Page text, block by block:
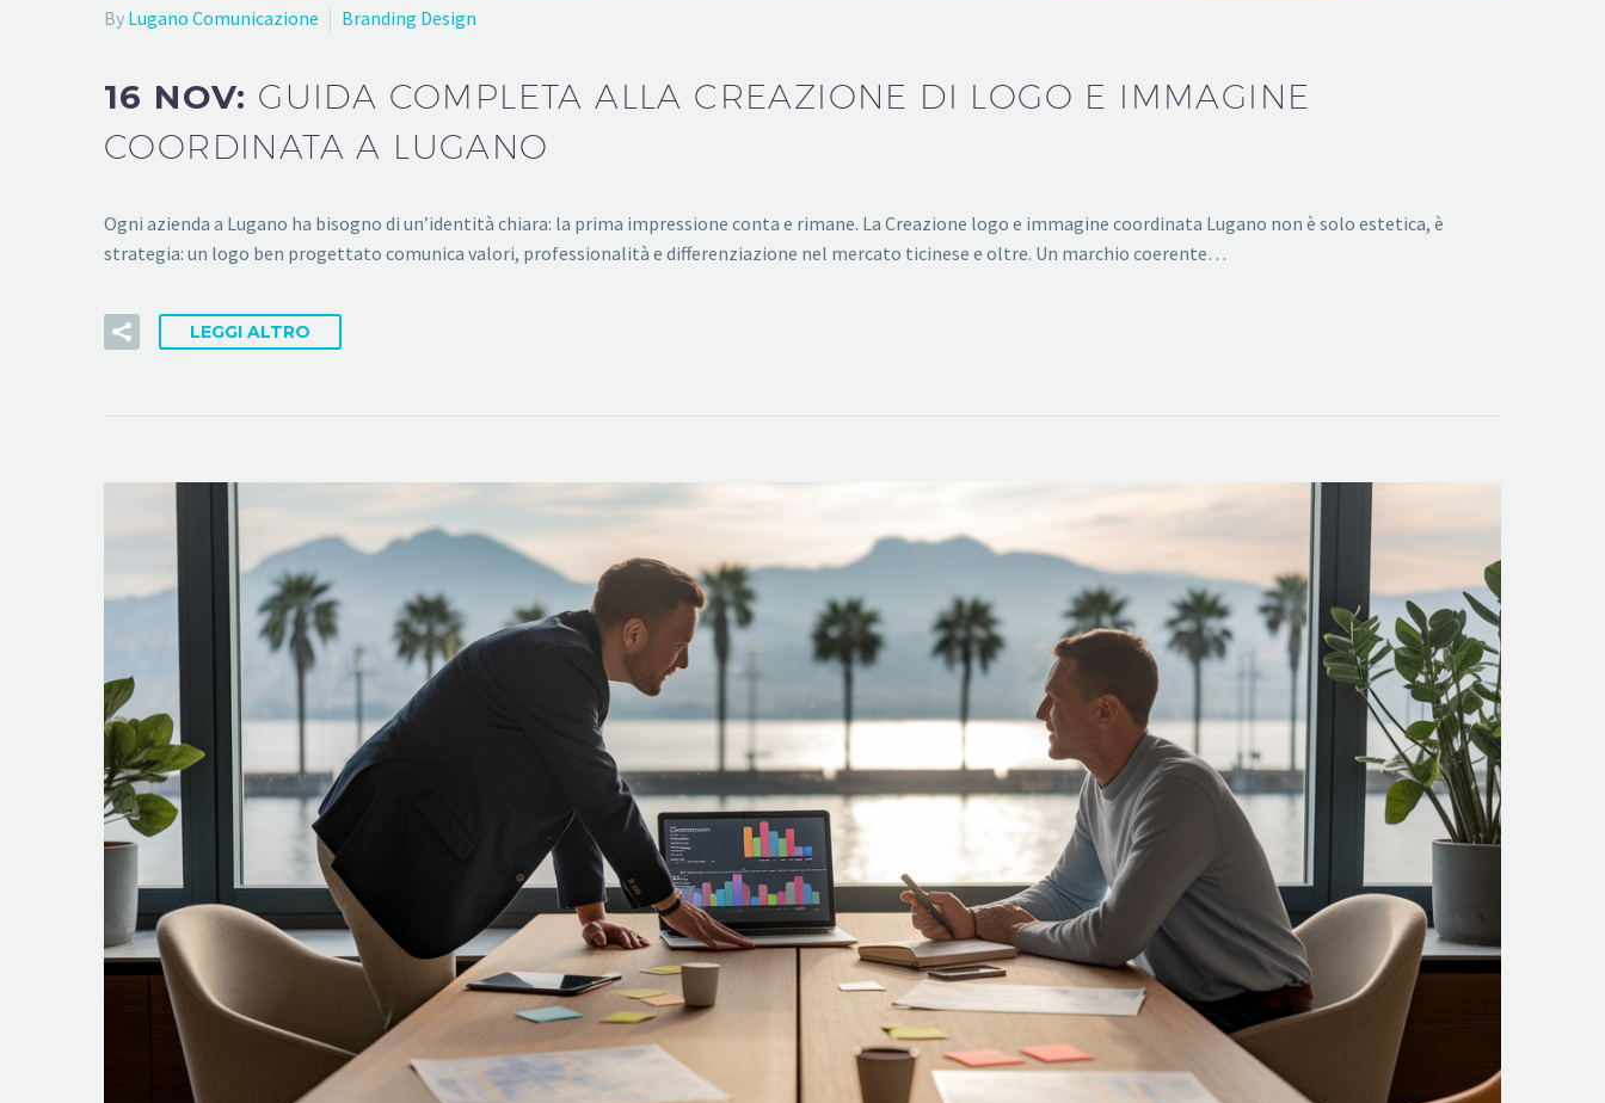
By Lugano Comunicazione Branding Design
16 NOV: GUIDA COMPLETA ALLA CREAZIONE DI LOGO E IMMAGINE
COORDINATA A LUGANO
Ogni azienda a Lugano ha bisogno di un’identità chiara: la prima impressione conta e rimane. La Creazione logo e immagine coordinata Lugano non è solo estetica, è
strategia: un logo ben progettato comunica valori, professionalità e differenziazione nel mercato ticinese e oltre. Un marchio coerente…
LEGGI ALTRO